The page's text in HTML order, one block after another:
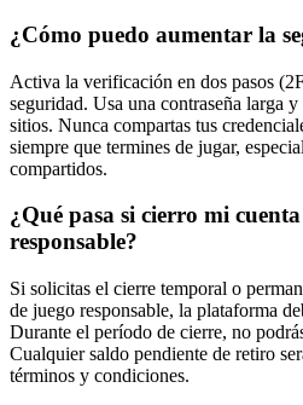
¿Cómo puedo aumentar la
Activa la verificación en dos pasos
seguridad. Usa una contraseña larga
sitios. Nunca compartas tus
siempre que termines de jugar,
compartidos.
¿Qué pasa si cierro mi
responsable?
Si solicitas el cierre temporal o
de juego responsable, la plataforma
Durante el período de cierre, no
Cualquier saldo pendiente de retiro
términos y condiciones.